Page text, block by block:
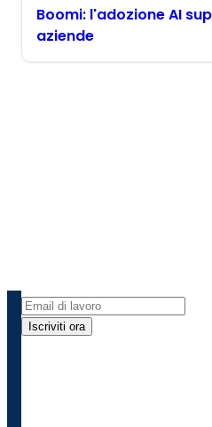
Boomi: l'adozione AI
aziende
Iscriviti ora